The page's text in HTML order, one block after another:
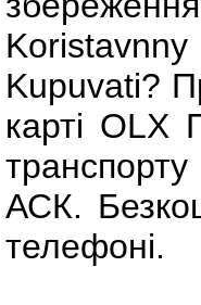
Kupuvati?
карті OLX
АСК.
телефоні.